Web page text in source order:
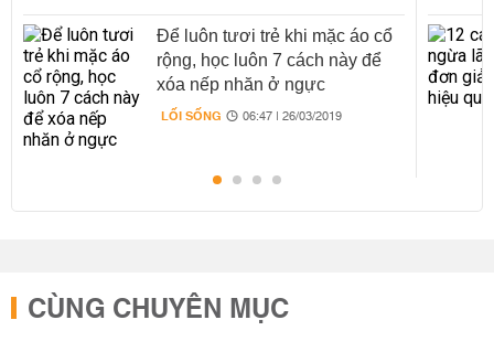
Để luôn tươi trẻ khi mặc áo cổ
rộng, học luôn 7 cách này để
xóa nếp nhăn ở ngực
LỐI SỐNG 06:47 | 26/03/2019
CÙNG CHUYÊN MỤC